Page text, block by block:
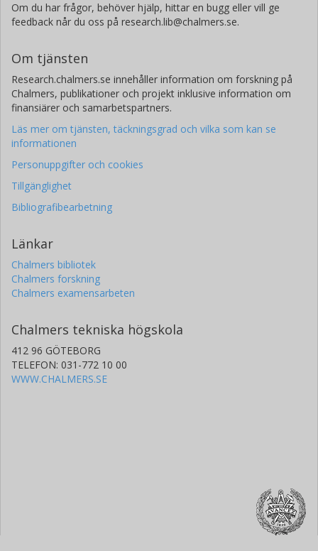
Om du har frågor, behöver hjälp, hittar en bugg eller vill ge
feedback når du oss på research.lib@chalmers.se.
Om tjänsten
Research.chalmers.se innehåller information om forskning på
Chalmers, publikationer och projekt inklusive information om
finansiärer och samarbetspartners.
Läs mer om tjänsten, täckningsgrad och vilka som kan se
informationen
Personuppgifter och cookies
Tillgänglighet
Bibliografibearbetning
Länkar
Chalmers bibliotek
Chalmers forskning
Chalmers examensarbeten
Chalmers tekniska högskola
412 96 GÖTEBORG
TELEFON: 031-772 10 00
WWW.CHALMERS.SE